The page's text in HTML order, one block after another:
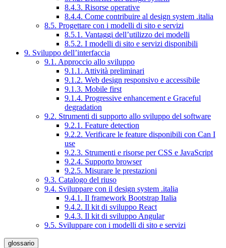
8.4.3. Risorse operative
8.4.4. Come contribuire al design system .italia
8.5. Progettare con i modelli di sito e servizi
8.5.1. Vantaggi dell’utilizzo dei modelli
8.5.2. I modelli di sito e servizi disponibili
9. Sviluppo dell’interfaccia
9.1. Approccio allo sviluppo
9.1.1. Attività preliminari
9.1.2. Web design responsivo e accessibile
9.1.3. Mobile first
9.1.4. Progressive enhancement e Graceful
degradation
9.2. Strumenti di supporto allo sviluppo del software
9.2.1. Feature detection
9.2.2. Verificare le feature disponibili con Can I
use
9.2.3. Strumenti e risorse per CSS e JavaScript
9.2.4. Supporto browser
9.2.5. Misurare le prestazioni
9.3. Catalogo del riuso
9.4. Sviluppare con il design system .italia
9.4.1. Il framework Bootstrap Italia
9.4.2. Il kit di sviluppo React
9.4.3. Il kit di sviluppo Angular
9.5. Sviluppare con i modelli di sito e servizi
glossario